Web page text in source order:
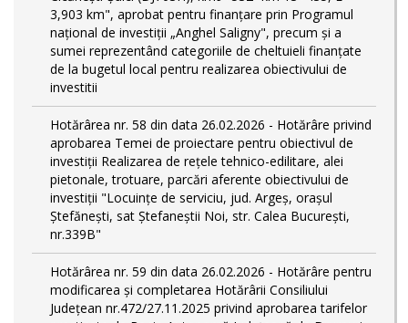
3,903 km", aprobat pentru finanțare prin Programul
național de investiții „Anghel Saligny", precum și a
sumei reprezentând categoriile de cheltuieli finanțate
de la bugetul local pentru realizarea obiectivului de
investitii
Hotărârea nr. 58 din data 26.02.2026 - Hotărâre privind
aprobarea Temei de proiectare pentru obiectivul de
investiţii Realizarea de reţele tehnico-edilitare, alei
pietonale, trotuare, parcări aferente obiectivului de
investiţii "Locuințe de serviciu, jud. Argeş, oraşul
Ştefăneşti, sat Ştefaneştii Noi, str. Calea Bucureşti,
nr.339B"
Hotărârea nr. 59 din data 26.02.2026 - Hotărâre pentru
modificarea și completarea Hotărârii Consiliului
Județean nr.472/27.11.2025 privind aprobarea tarifelor